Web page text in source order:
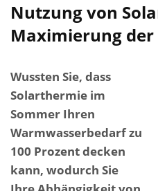
Nutzung von
Maximierung
Wussten Sie, dass
Solarthermie im
Sommer Ihren
Warmwasserbedarf zu
100 Prozent decken
kann, wodurch Sie